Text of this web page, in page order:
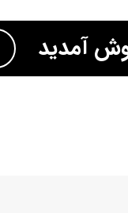
آمدید